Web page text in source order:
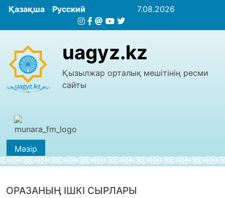
Қазақша Русский 7.08.2026
uagyz.kz
Қызылжар орталық мешітінің ресми
сайты
Мәзір
ОРАЗАНЫҢ ІШКІ СЫРЛАРЫ